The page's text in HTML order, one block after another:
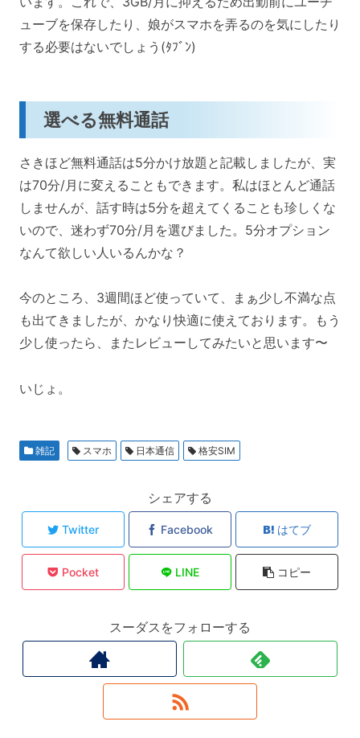
ューブを保存したり、娘がスマホを弄るのを気にしたり
する必要はないでしょう(ﾀﾌﾞﾝ)
選べる無料通話
さきほど無料通話は5分かけ放題と記載しましたが、実
は70分/月に変えることもできます。私はほとんど通話
しませんが、話す時は5分を超えてくることも珍しくな
いので、迷わず70分/月を選びました。5分オプション
なんて欲しい人いるんかな？
今のところ、3週間ほど使っていて、まぁ少し不満な点
も出てきましたが、かなり快適に使えております。もう
少し使ったら、またレビューしてみたいと思います〜
いじょ。
雑記 スマホ 日本通信 格安SIM
シェアする
Twitter Facebook はてブ
Pocket LINE コピー
スーダスをフォローする